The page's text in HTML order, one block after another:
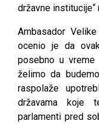
državne institucije“
Ambasador
ocenio je da
posebno u
želimo da
raspolaže
državama koje
parlamenti pred